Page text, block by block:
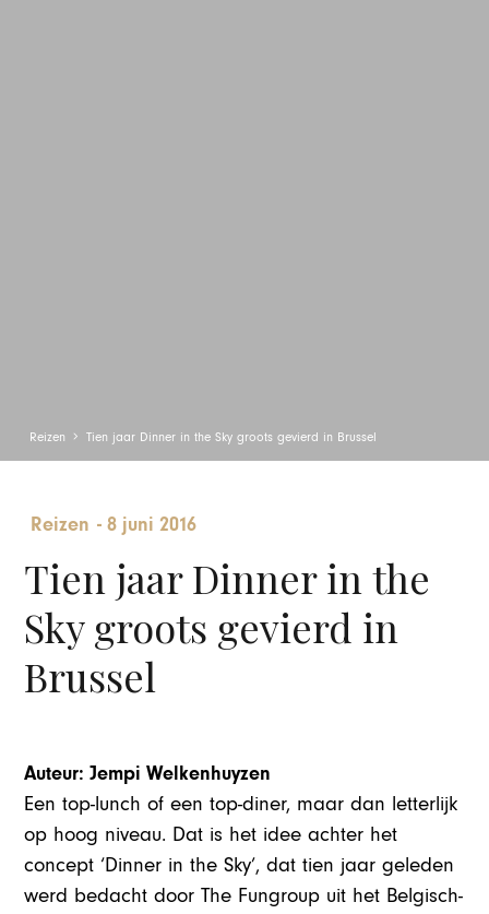
Reizen Tien jaar Dinner in the Sky groots gevierd in Brussel
Reizen -8 juni 2016
Tien jaar Dinner in the
Sky groots gevierd in
Brussel
Auteur: Jempi Welkenhuyzen
Een top-lunch of een top-diner, maar dan letterlijk
op hoog niveau. Dat is het idee achter het
concept ‘Dinner in the Sky’, dat tien jaar geleden
werd bedacht door The Fungroup uit het Belgisch-